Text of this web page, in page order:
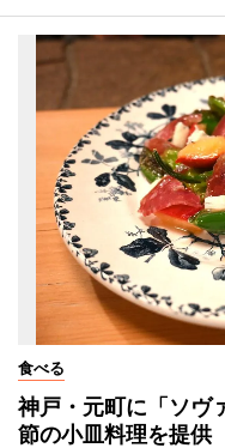
食べる
神戸・元町に「ソ
節の小皿料理を提供